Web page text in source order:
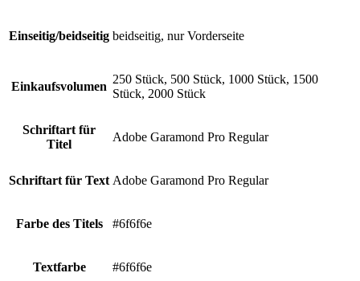
Einseitig/beidseitig beidseitig, nur Vorderseite
Einkaufsvolumen
250 Stück, 500 Stück, 1000 Stück, 1500
Stück, 2000 Stück
Schriftart für
Titel
Adobe Garamond Pro Regular
Schriftart für Text Adobe Garamond Pro Regular
Farbe des Titels #6f6f6e
Textfarbe #6f6f6e